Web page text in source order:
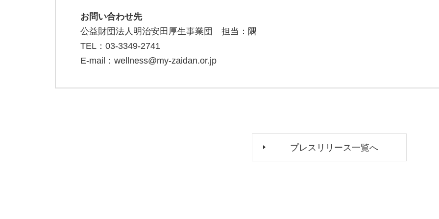
お問い合わせ先
公益財団法人明治安田厚生事業団 担当：隅
TEL：03-3349-2741
E-mail：wellness@my-zaidan.or.jp
プレスリリース一覧へ